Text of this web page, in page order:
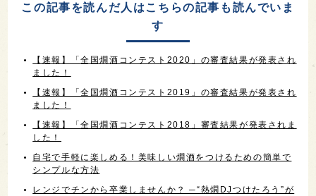
この記事を読んだ人はこちらの記事も読んでいま
す
【速報】「全国燗酒コンテスト2020」の審査結果が発表され
ました！
【速報】「全国燗酒コンテスト2019」の審査結果が発表され
ました！
【速報】「全国燗酒コンテスト2018」審査結果が発表されま
した！
自宅で手軽に楽しめる！美味しい燗酒をつけるための簡単で
シンプルな方法
レンジでチンから卒業しませんか？ ─“熱燗DJつけたろう”が